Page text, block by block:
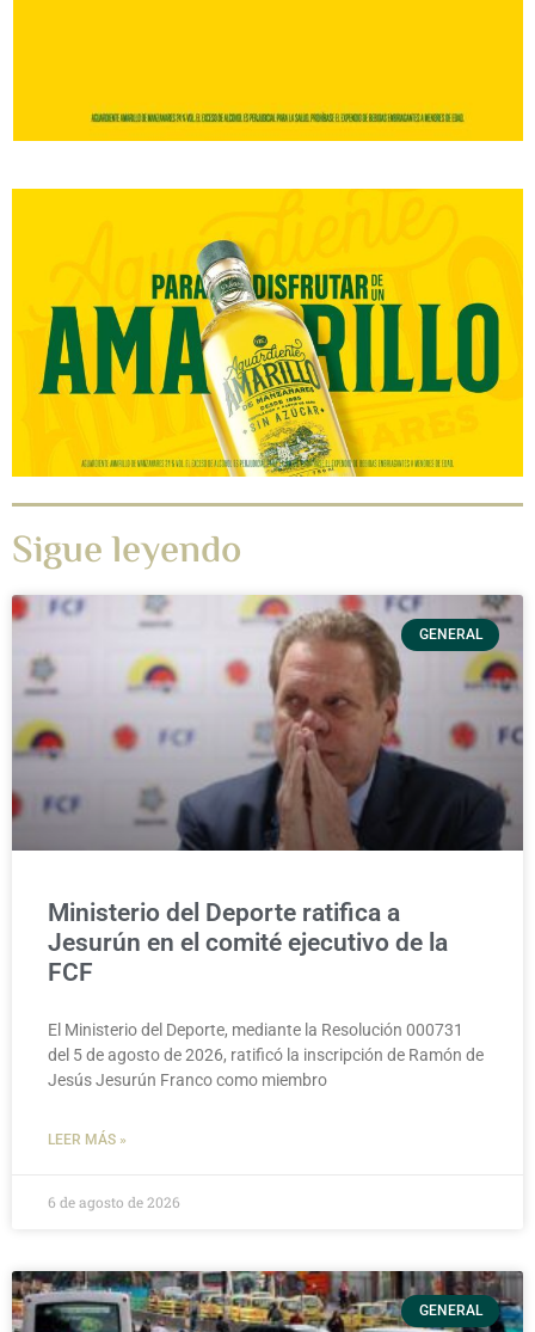
Sigue leyendo
GENERAL
Ministerio del Deporte ratifica a
Jesurún en el comité ejecutivo de la
FCF
El Ministerio del Deporte, mediante la Resolución 000731
del 5 de agosto de 2026, ratificó la inscripción de Ramón de
Jesús Jesurún Franco como miembro
LEER MÁS »
6 de agosto de 2026
GENERAL